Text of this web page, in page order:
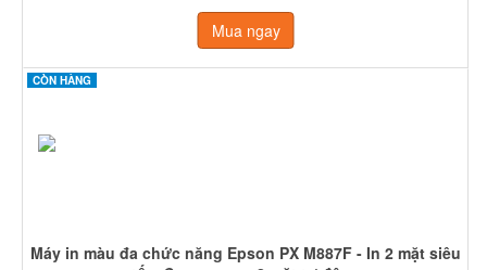
Mua ngay
CÒN HÀNG
Máy in màu đa chức năng Epson PX M887F - In 2 mặt siêu